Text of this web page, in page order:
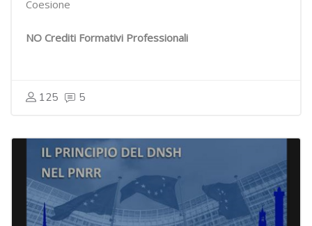
Coesione
NO Crediti Formativi Professionali
125 5